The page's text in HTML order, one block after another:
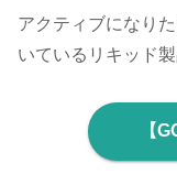
アクティブになり
いているリキッド製
【